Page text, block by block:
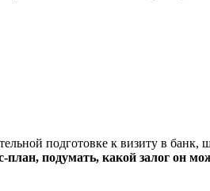
подготовке к визиту в банк,
план, подумать, какой залог он